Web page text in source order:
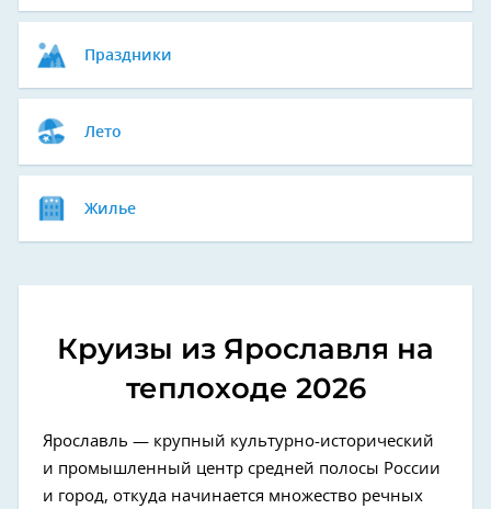
Праздники
Лето
Жилье
Круизы из Ярославля на
теплоходе 2026
Ярославль — крупный культурно-исторический
и промышленный центр средней полосы России
и город, откуда начинается множество речных